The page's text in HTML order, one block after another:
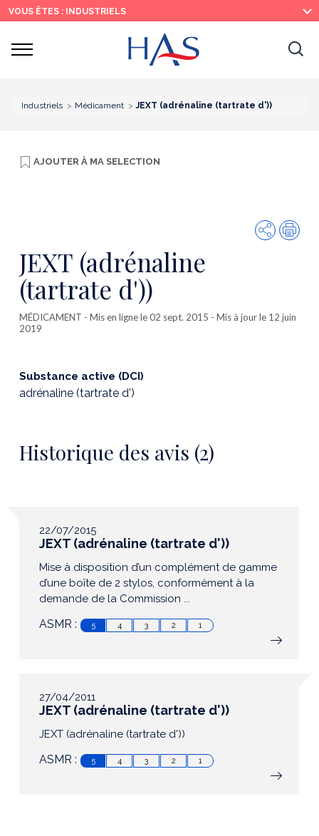
Recherche
Menu
principal
Contenu
principal
VOUS ÊTES : INDUSTRIELS
Ouvrir
Industriels Médicament JEXT (adrénaline (tartrate d'))
AJOUTER À MA SELECTION
Partager
JEXT (adrénaline
(tartrate d'))
MÉDICAMENT - Mis en ligne le 02 sept. 2015 - Mis à jour le 12 juin
2019
Substance active (DCI)
adrénaline (tartrate d')
Historique des avis (2)
22/07/2015
JEXT (adrénaline (tartrate d'))
Mise à disposition d’un complément de gamme
d’une boîte de 2 stylos, conformément à la
demande de la Commission ...
ASMR : 5 4 3 2 1
27/04/2011
JEXT (adrénaline (tartrate d'))
JEXT (adrénaline (tartrate d'))
ASMR : 5 4 3 2 1